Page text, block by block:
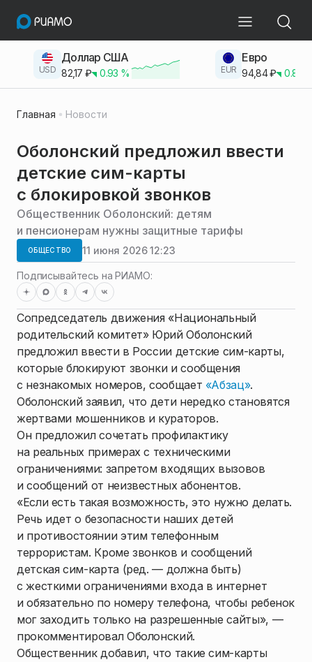
USD
Доллар США
82,17 ₽ 0.93 % EUR
Евро
94,84₽ 0.83
Главная Новости
Оболонский предложил ввести
детские сим-карты
с блокировкой звонков
Общественник Оболонский: детям
и пенсионерам нужны защитные тарифы
ОБЩЕСТВО 11 июня 2026 12:23
Подписывайтесь на РИАМО:
Сопредседатель движения «Национальный
родительский комитет» Юрий Оболонский
предложил ввести в России детские сим-карты,
которые блокируют звонки и сообщения
с незнакомых номеров, сообщает «Абзац».
Оболонский заявил, что дети нередко становятся
жертвами мошенников и кураторов.
Он предложил сочетать профилактику
на реальных примерах с техническими
ограничениями: запретом входящих вызовов
и сообщений от неизвестных абонентов.
«Если есть такая возможность, это нужно делать.
Речь идет о безопасности наших детей
и противостоянии этим телефонным
террористам. Кроме звонков и сообщений
детская сим-карта (ред. — должна быть)
с жесткими ограничениями входа в интернет
и обязательно по номеру телефона, чтобы ребенок
мог заходить только на разрешенные сайты», —
прокомментировал Оболонский.
Общественник добавил, что такие сим-карты